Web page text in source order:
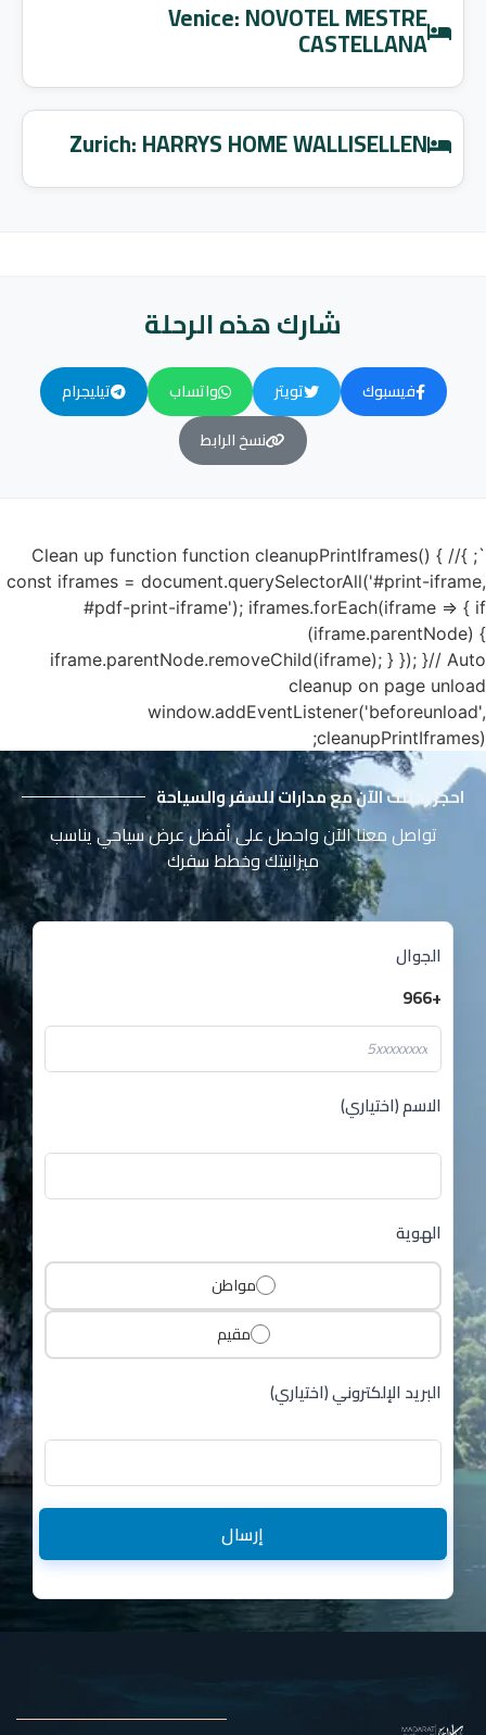
Venice: NOVOTEL MESTRE
CASTELLANA
Zurich: HARRYS HOME WALLISELLEN
شارك هذه الرحلة
فيسبوك تويتر واتساب
تيليجرام
نسخ الرابط
`; }// Clean up function function cleanupPrintIframes() {
const iframes = document.querySelectorAll('#print-iframe,
#pdf-print-iframe'); iframes.forEach(iframe => { if
(iframe.parentNode) {
iframe.parentNode.removeChild(iframe); } }); }// Auto
cleanup on page unload
window.addEventListener('beforeunload',
cleanupPrintIframes);
احجز رحلتك الآن مع مدارات للسفر والسياحة
تواصل معنا الآن واحصل على أفضل عرض سياحي يناسب
ميزانيتك وخطط سفرك
الجوال
+966
الاسم (اختياري)
الهوية
مواطن
مقيم
البريد الإلكتروني (اختياري)
إرسال